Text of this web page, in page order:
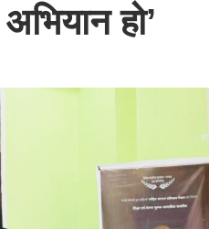
हो’